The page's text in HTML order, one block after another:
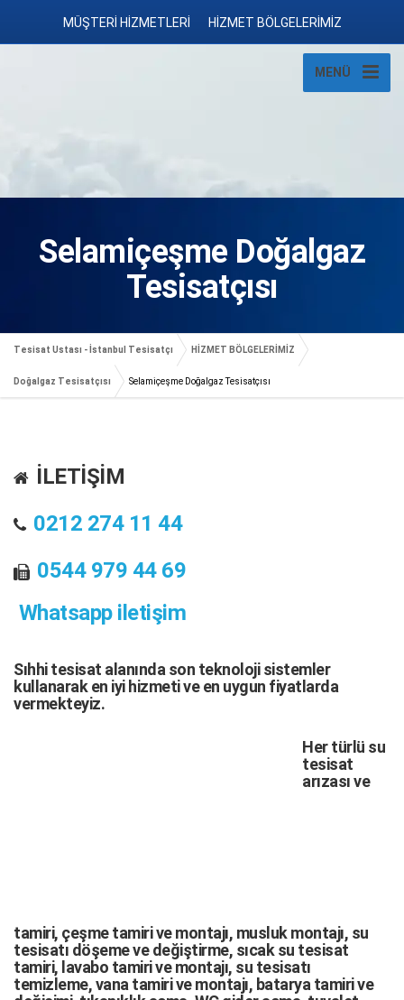
MÜŞTERİ HİZMETLERİ HİZMET BÖLGELERİMİZ
MENÜ
Selamiçeşme Doğalgaz
Tesisatçısı
Tesisat Ustası - İstanbul Tesisatçı HİZMET BÖLGELERİMİZ
Doğalgaz Tesisatçısı Selamiçeşme Doğalgaz Tesisatçısı
İLETİŞİM
0212 274 11 44
0544 979 44 69
Whatsapp iletişim
Sıhhi tesisat alanında son teknoloji sistemler
kullanarak en iyi hizmeti ve en uygun fiyatlarda
vermekteyiz.
Her türlü su
tesisat
arızasıve
tamiri, çeşme tamirivemontajı, musluk montajı, su
tesisatı döşemeve değiştirme, sıcak su tesisat
tamiri, lavabo tamirivemontajı, su tesisatı
temizleme,vana tamirivemontajı, batarya tamirive